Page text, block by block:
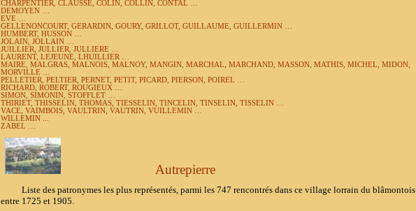
CHARPENTIER, CLAUSSE, COLIN, COLLIN, CONTAL …
DEMOYEN …
EVE …
GELLENONCOURT, GERARDIN, GOURY, GRILLOT, GUILLAUME, GUILLERMIN …
HUMBERT, HUSSON …
JOLAIN, JOLLAIN …
JUILLIER, JULLIER, JULLIERE …
LAURENT, LEJEUNE, LHUILLIER …
MAIRE, MALGRAS, MALNOIS, MALNOY, MANGIN, MARCHAL, MARCHAND, MASSON, MATHIS, MICHEL, MIDON,
MORVILLE …
PELLETIER, PELTIER, PERNET, PETIT, PICARD, PIERSON, POIREL …
RICHARD, ROBERT, ROUGIEUX …
SIMON, SIMONIN, STOFFLET …
THIRIET, THISSELIN, THOMAS, TIESSELIN, TINCELIN, TINSELIN, TISSELIN …
VACE, VAIMBOIS, VAULTRIN, VAUTRIN, VUILLEMIN …
WILLEMIN ...
ZABEL …
Autrepierre
Liste des patronymes les plus représentés, parmi les 747 rencontrés dans ce village lorrain du blâmontois
entre 1725 et 1905.